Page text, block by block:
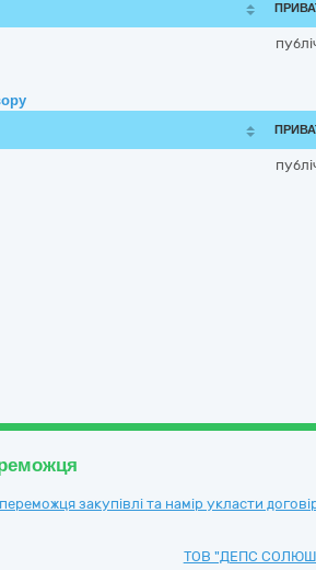
закупівлі та намір укласти
ТОВ "ДЕПС